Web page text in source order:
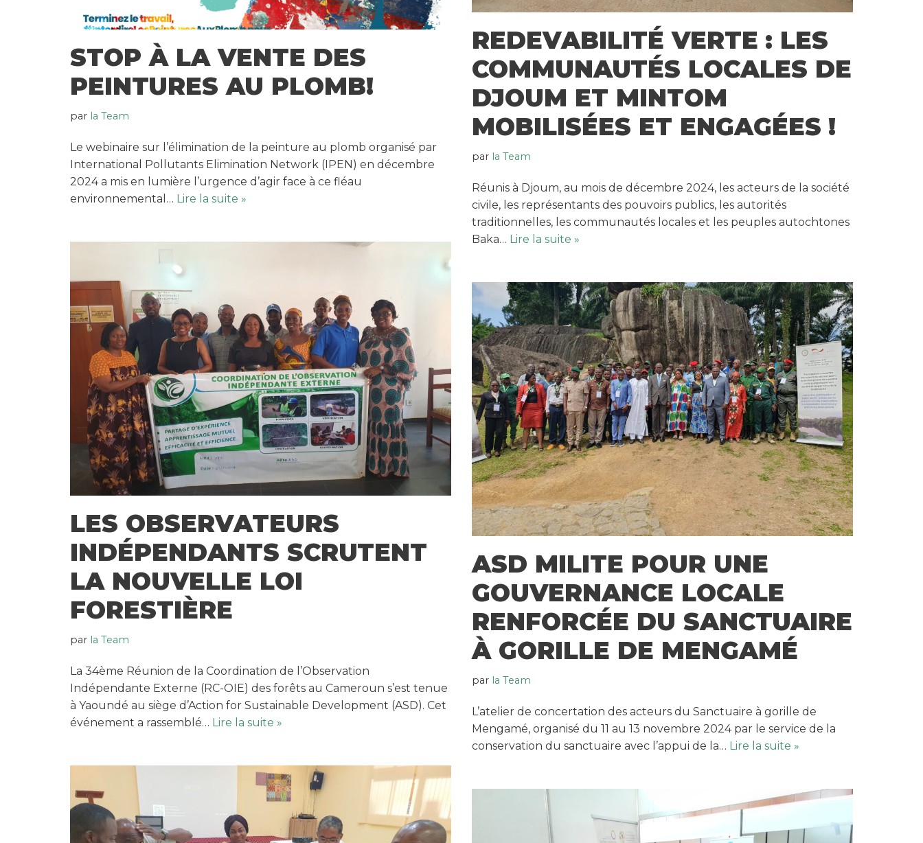
REDEVABILITÉ VERTE : LES
COMMUNAUTÉS LOCALES DE
DJOUM ET MINTOM
MOBILISÉES ET ENGAGÉES !
par la Team
Réunis à Djoum, au mois de décembre 2024, les acteurs de la société
civile, les représentants des pouvoirs publics, les autorités
traditionnelles, les communautés locales et les peuples autochtones
Baka… Lire la suite »
STOP À LA VENTE DES
PEINTURES AU PLOMB!
par la Team
Le webinaire sur l’élimination de la peinture au plomb organisé par
International Pollutants Elimination Network (IPEN) en décembre
2024 a mis en lumière l’urgence d’agir face à ce fléau
environnemental… Lire la suite »
LES OBSERVATEURS
INDÉPENDANTS SCRUTENT
LA NOUVELLE LOI
FORESTIÈRE
par la Team
La 34ème Réunion de la Coordination de l’Observation
Indépendante Externe (RC-OIE) des forêts au Cameroun s’est tenue
à Yaoundé au siège d’Action for Sustainable Development (ASD). Cet
événement a rassemblé… Lire la suite »
ASD MILITE POUR UNE
GOUVERNANCE LOCALE
RENFORCÉE DU SANCTUAIRE
À GORILLE DE MENGAMÉ
par la Team
L’atelier de concertation des acteurs du Sanctuaire à gorille de
Mengamé, organisé du 11 au 13 novembre 2024 par le service de la
conservation du sanctuaire avec l’appui de la… Lire la suite »